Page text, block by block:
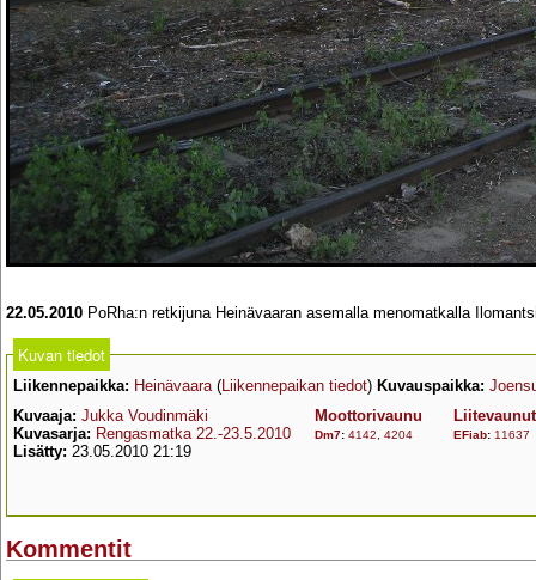
22.05.2010 PoRha:n retkijuna Heinävaaran asemalla menomatkalla
Kuvan tiedot
Liikennepaikka: Heinävaara(Liikennepaikan tiedot) Kuvauspaikka:
Kuvaaja: Jukka Voudinmäki
Kuvasarja: Rengasmatka 22.-23.5.2010
Lisätty: 23.05.2010 21:19
Moottorivaunu
Dm7: 4142 4204
Liitevaunut
EFiab: 11637
Kommentit